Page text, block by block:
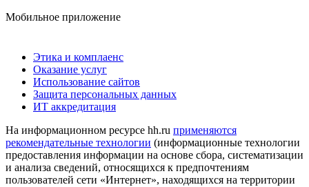
Мобильное приложение
Этика и комплаенс
Оказание услуг
Использование сайтов
Защита персональных данных
ИТ аккредитация
На информационном ресурсе hh.ru применяются
рекомендательные технологии (информационные технологии
предоставления информации на основе сбора, систематизации
и анализа сведений, относящихся к предпочтениям
пользователей сети «Интернет», находящихся на территории